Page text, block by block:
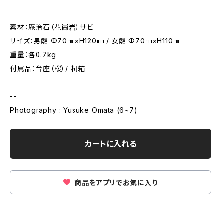
素材：庵治石（花崗岩）サビ
サイズ：男雛 Φ70㎜×H120㎜ / 女雛 Φ70㎜×H110㎜
重量：各0.7kg
付属品：台座（桜）/ 桐箱
--
Photography : Yusuke Omata (6~7)
カートに入れる
商品をアプリでお気に入り